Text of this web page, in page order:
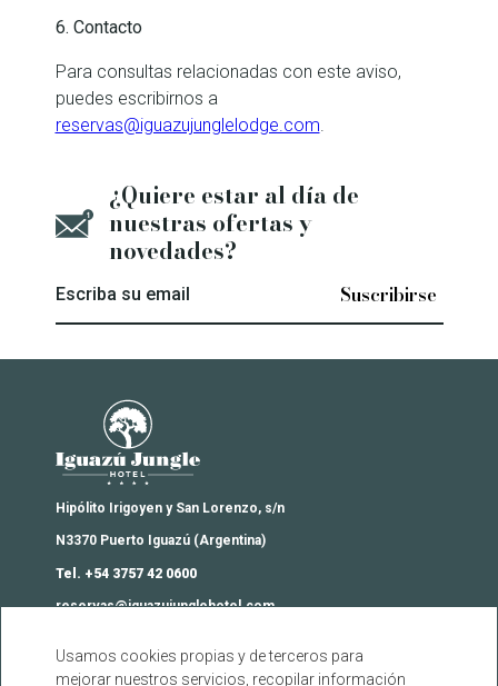
6. Contacto
Para consultas relacionadas con este aviso,
puedes escribirnos a
reservas@iguazujunglelodge.com.
¿Quiere estar al día de
nuestras ofertas y
novedades?
Escriba su email
Iguazú Jungle Lodge
Hipólito Irigoyen y San Lorenzo, s/n
N3370 Puerto Iguazú (Argentina)
Tel. +54 3757 42 0600
reservas@iguazujunglehotel.com
Contacto
Usamos cookies propias y de terceros para
mejorar nuestros servicios, recopilar información